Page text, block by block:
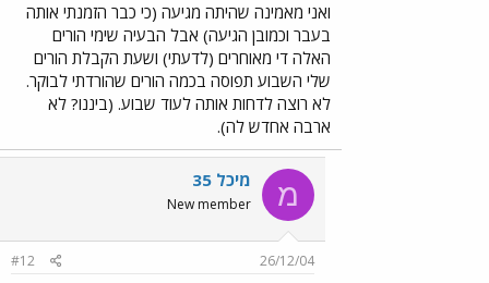
ואני מאמינה שהיתה מגיעה (כי כבר הזמנתי אותה
בעבר וכמובן הגיעה) אבל הבעיה שימי הורים
האלה די מאוחרים (לדעתי) ושעת הקבלת הורים
שלי השבוע תפוסה בכמה הורים שהורדתי לבוקר.
לא רוצה לדחות אותה לעוד שבוע. (ביננו? לא
ארבה אחדש לה).
מ מיכל 35
New member
26/12/04
#12